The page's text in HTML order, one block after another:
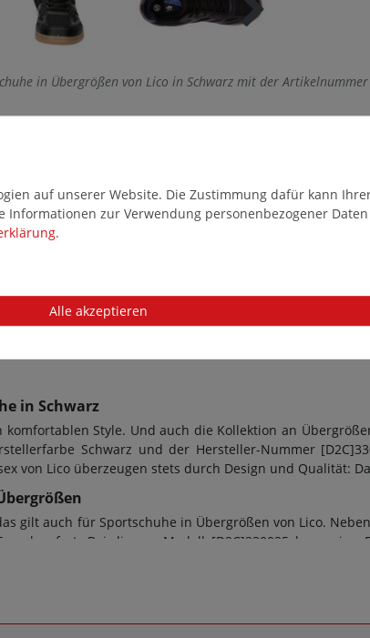
in Übergrößen von Lico in Schwarz mit der
in Schwarz
Style. Und auch die Kollektion an
Schwarz und der Hersteller-Nummer
von Lico überzeugen stets durch Design und Qualität:
gilt auch für Sportschuhe in Übergrößen von Lico.
Bei diesem Modell [D2C]330035 kann eine
auf unserer Website. Die Zustimmung dafür kann
zur Verwendung personenbezogener
.
Alle akzeptieren